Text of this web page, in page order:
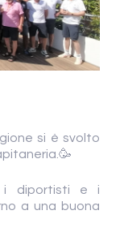
si è svolto
i diportisti e i
a una buona